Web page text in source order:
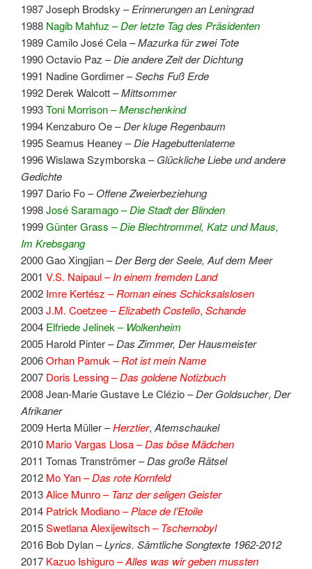
1987 Joseph Brodsky –Erinnerungen an Leningrad
1988 Nagib Mahfuz –Der letzte Tag des Präsidenten
1989 Camilo José Cela –Mazurka für zwei Tote
1990 Octavio Paz –Die andere Zeit der Dichtung
1991 Nadine Gordimer –Sechs Fuß Erde
1992 Derek Walcott –Mittsommer
1993Toni Morrison –Menschenkind
1994 Kenzaburo Oe –Der kluge Regenbaum
1995 Seamus Heaney –Die Hagebuttenlaterne
1996 Wislawa Szymborska –Glückliche Liebe und andere
Gedichte
1997 Dario Fo –Offene Zweierbeziehung
1998José Saramago –Die Stadt der Blinden
1999Günter Grass –Die Blechtrommel, Katz und Maus,
Im Krebsgang
2000 Gao Xingjian –Der Berg der Seele, Auf dem Meer
2001 V.S. Naipaul –In einem fremden Land
2002 Imre Kertész –Roman eines Schicksalslosen
2003J.M. Coetzee –Elizabeth Costello, Schande
2004 Elfriede Jelinek –Wolkenheim
2005 Harold Pinter –Das Zimmer, Der Hausmeister
2006Orhan Pamuk –Rot ist mein Name
2007 Doris Lessing –Das goldene Notizbuch
2008 Jean-Marie Gustave Le Clézio –Der Goldsucher, Der
Afrikaner
2009 Herta Müller –Herztier, Atemschaukel
2010 Mario Vargas Llosa –Das böse Mädchen
2011 Tomas Tranströmer –Das große Rätsel
2012 Mo Yan –Das rote Kornfeld
2013Alice Munro –Tanz der seligen Geister
2014 Patrick Modiano –Place de l’Etoile
2015Swetlana Alexijewitsch– Tschernobyl
2016 Bob Dylan –Lyrics. Sämtliche Songtexte 1962-2012
2017 Kazuo Ishiguro– Alles was wir geben mussten